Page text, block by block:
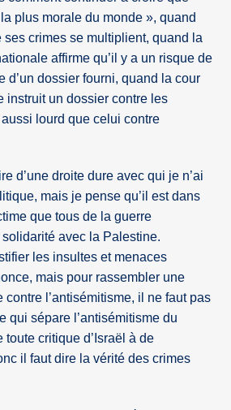
plus morale du monde », quand
ses crimes se multiplient, quand la
affirme qu’il y a un risque de
d’un dossier fourni, quand la cour
instruit un dossier contre les
lourd que celui contre
d’une droite dure avec qui je n’ai
mais je pense qu’il est dans
que tous de la guerre
avec la Palestine.
les insultes et menaces
mais pour rassembler une
l’antisémitisme, il ne faut pas
qui sépare l’antisémitisme du
critique d’Israël à de
il faut dire la vérité des crimes